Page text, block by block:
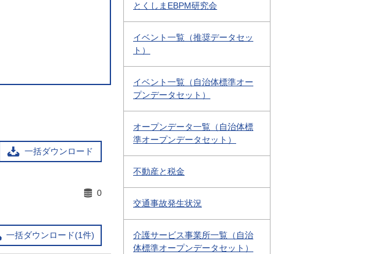
一括ダウンロード
一括ダウンロード(1件)
0
とくしまEBPM研究会
イベント一覧（推奨データセッ
ト）
イベント一覧（自治体標準オー
プンデータセット）
オープンデータ一覧（自治体標
準オープンデータセット）
不動産と税金
交通事故発生状況
介護サービス事業所一覧（自治
体標準オープンデータセット）